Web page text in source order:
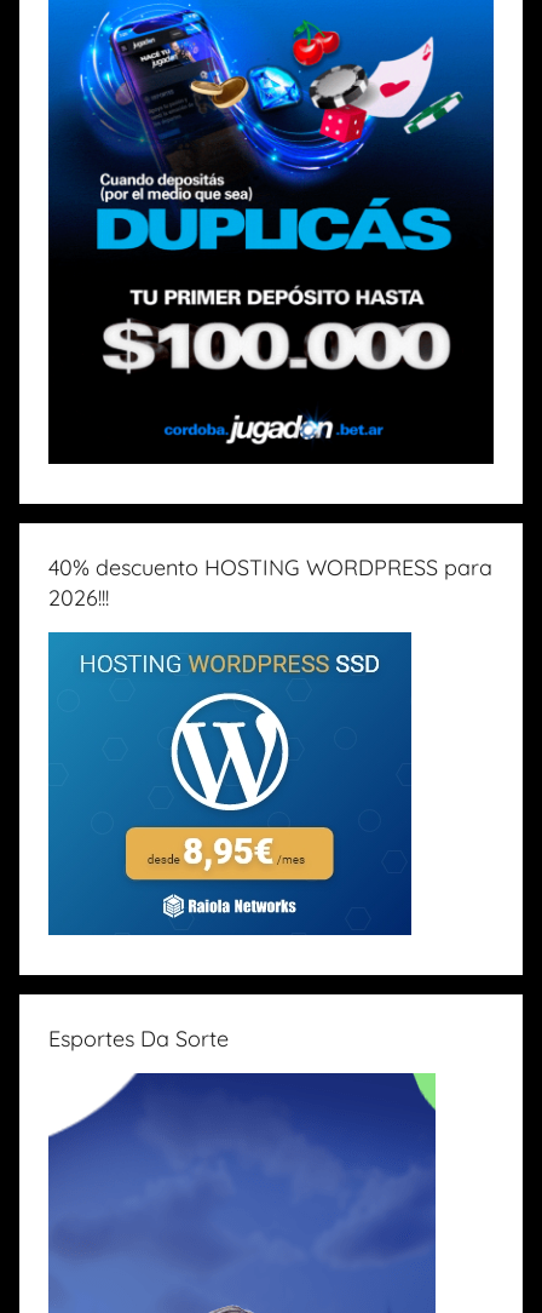
40% descuento HOSTING WORDPRESS para
2026!!!
Esportes Da Sorte